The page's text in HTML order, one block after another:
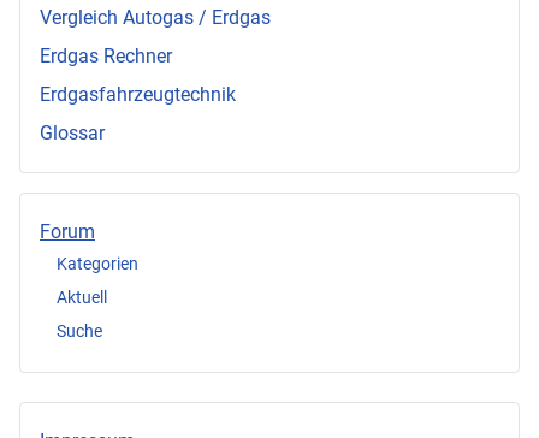
Vergleich Autogas / Erdgas
Erdgas Rechner
Erdgasfahrzeugtechnik
Glossar
Forum
Kategorien
Aktuell
Suche